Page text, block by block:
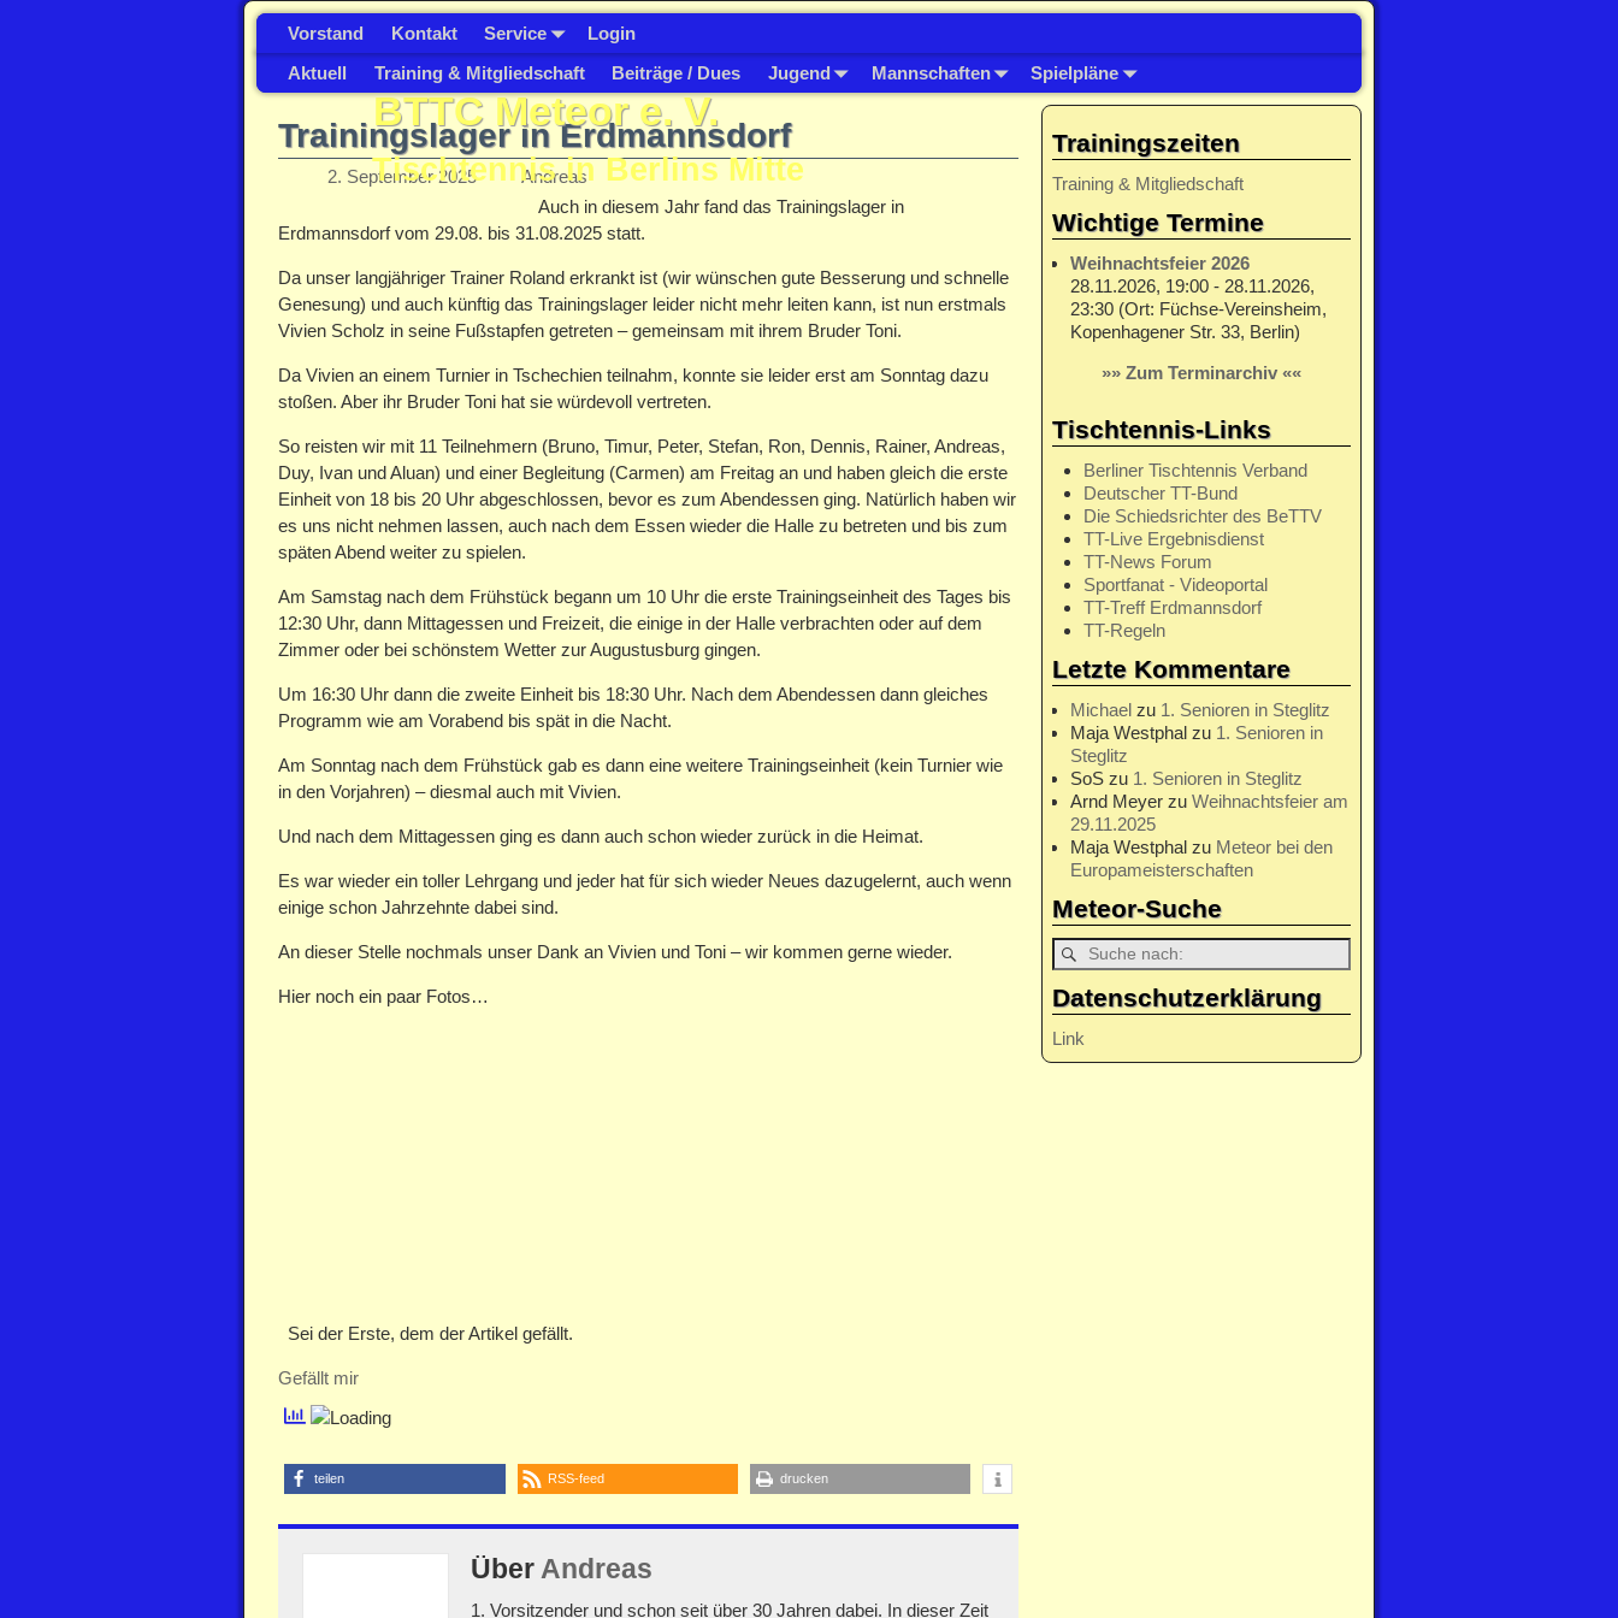
Vorstand Kontakt Service Login
BTTC Meteor e. V.
Tischtennis in Berlins Mitte
Aktuell Training & Mitgliedschaft Beiträge / Dues Jugend Mannschaften Spielpläne
Trainingslager in Erdmannsdorf
2. September 2025
Andreas
Auch in diesem Jahr fand das Trainingslager in
Erdmannsdorf vom 29.08. bis 31.08.2025 statt.
Da unser langjähriger Trainer Roland erkrankt ist (wir wünschen gute Besserung und schnelle
Genesung) und auch künftig das Trainingslager leider nicht mehr leiten kann, ist nun erstmals
Vivien Scholz in seine Fußstapfen getreten – gemeinsam mit ihrem Bruder Toni.
Da Vivien an einem Turnier in Tschechien teilnahm, konnte sie leider erst am Sonntag dazu
stoßen. Aber ihr Bruder Toni hat sie würdevoll vertreten.
So reisten wir mit 11 Teilnehmern (Bruno, Timur, Peter, Stefan, Ron, Dennis, Rainer, Andreas,
Duy, Ivan und Aluan) und einer Begleitung (Carmen) am Freitag an und haben gleich die erste
Einheit von 18 bis 20 Uhr abgeschlossen, bevor es zum Abendessen ging. Natürlich haben wir
es uns nicht nehmen lassen, auch nach dem Essen wieder die Halle zu betreten und bis zum
späten Abend weiter zu spielen.
Am Samstag nach dem Frühstück begann um 10 Uhr die erste Trainingseinheit des Tages bis
12:30 Uhr, dann Mittagessen und Freizeit, die einige in der Halle verbrachten oder auf dem
Zimmer oder bei schönstem Wetter zur Augustusburg gingen.
Um 16:30 Uhr dann die zweite Einheit bis 18:30 Uhr. Nach dem Abendessen dann gleiches
Programm wie am Vorabend bis spät in die Nacht.
Am Sonntag nach dem Frühstück gab es dann eine weitere Trainingseinheit (kein Turnier wie
in den Vorjahren) – diesmal auch mit Vivien.
Und nach dem Mittagessen ging es dann auch schon wieder zurück in die Heimat.
Es war wieder ein toller Lehrgang und jeder hat für sich wieder Neues dazugelernt, auch wenn
einige schon Jahrzehnte dabei sind.
An dieser Stelle nochmals unser Dank an Vivien und Toni – wir kommen gerne wieder.
Hier noch ein paar Fotos…
Sei der Erste, dem der Artikel gefällt.
Gefällt mir
teilen RSS-feed drucken
ÜberAndreas
1. Vorsitzender und schon seit über 30 Jahren dabei. In dieser Zeit
Trainingszeiten
Training & Mitgliedschaft
Wichtige Termine
Weihnachtsfeier 2026
28.11.2026, 19:00 - 28.11.2026,
23:30 (Ort: Füchse-Vereinsheim,
Kopenhagener Str. 33, Berlin)
»» Zum Terminarchiv ««
Tischtennis-Links
Berliner Tischtennis Verband
Deutscher TT-Bund
Die Schiedsrichter des BeTTV
TT-Live Ergebnisdienst
TT-News Forum
Sportfanat - Videoportal
TT-Treff Erdmannsdorf
TT-Regeln
Letzte Kommentare
Michaelzu 1. Senioren in Steglitz
Maja Westphalzu 1. Senioren in
Steglitz
SoSzu 1. Senioren in Steglitz
Arnd Meyerzu Weihnachtsfeier am
29.11.2025
Maja Westphalzu Meteor bei den
Europameisterschaften
Meteor-Suche
Datenschutzerklärung
Link